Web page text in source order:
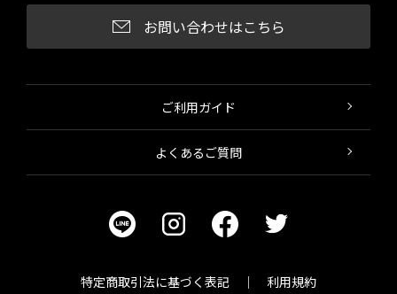
お問い合わせはこちら
ご利用ガイド
よくあるご質問
特定商取引法に基づく表記 利用規約